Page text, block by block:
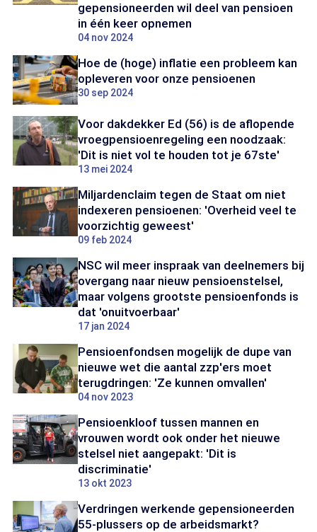
gepensioneerden wil deel van pensioen
in één keer opnemen
04 nov 2024
Hoe de (hoge) inflatie een probleem kan
opleveren voor onze pensioenen
30 sep 2024
Voor dakdekker Ed (56) is de aflopende
vroegpensioenregeling een noodzaak:
'Dit is niet vol te houden tot je 67ste'
13 mei 2024
Miljardenclaim tegen de Staat om niet
indexeren pensioenen: 'Overheid veel te
voorzichtig geweest'
09 feb 2024
NSC wil meer inspraak van deelnemers bij
overgang naar nieuw pensioenstelsel,
maar volgens grootste pensioenfonds is
dat 'onuitvoerbaar'
17 jan 2024
Pensioenfondsen mogelijk de dupe van
nieuwe wet die aantal zzp'ers moet
terugdringen: 'Ze kunnen omvallen'
04 nov 2023
Pensioenkloof tussen mannen en
vrouwen wordt ook onder het nieuwe
stelsel niet aangepakt: 'Dit is
discriminatie'
13 okt 2023
Verdringen werkende gepensioneerden
55-plussers op de arbeidsmarkt?